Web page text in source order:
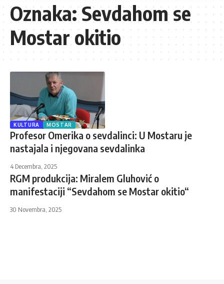
Oznaka:Sevdahom se
Mostar okitio
KULTURA MOSTAR
Profesor Omerika o sevdalinci: U Mostaru je
nastajala i njegovana sevdalinka
4 Decembra, 2025
RGM produkcija: Miralem Gluhović o
manifestaciji “Sevdahom se Mostar okitio“
30 Novembra, 2025